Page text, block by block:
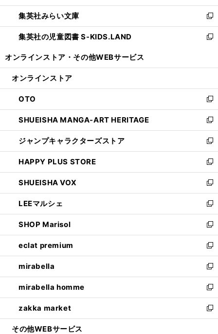
開
く
ウ
で
開
く
ン
ド
ウ
で
ウ
ィ
ン
ド
開
集英社みらい文庫
新
し
い
ン
ウ
で
開
く
集英社の児童図書 S-KIDS.LAND
新
ウ
ン
ド
ウ
で
開
く
オンラインストア・ その他WEBサービス
オンラインストア
OTO
新
し
い
ウ
ィ
ン
ド
ウ
で
開
く
SHUEISHA MANGA-ART HERITAGE
新
し
い
ウ
ィ
ン
ド
ウ
で
開
く
ジャンプキャラクターズストア
新
し
い
ウ
ィ
ン
ド
ウ
で
開
く
HAPPY PLUS STORE
新
し
い
ウ
ィ
ン
ド
ウ
で
開
く
SHUEISHA VOX
新
し
い
ウ
ィ
ン
ド
ウ
で
開
く
LEEマルシェ
新
し
い
ウ
ィ
ン
ド
ウ
で
開
く
SHOP Marisol
新
し
い
ウ
ィ
ン
ド
ウ
で
開
eclat premium
新
し
い
ウ
ィ
ン
ド
ウ
mirabella
新
し
い
ウ
ィ
ン
mirabella homme
新
し
い
ウ
zakka market
新
し
その他WEBサービス